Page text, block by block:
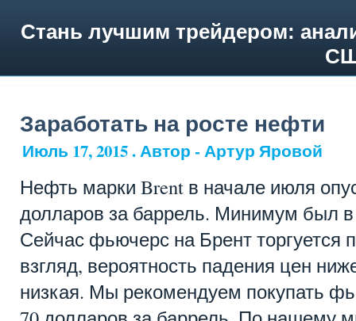
Стань лучшим трейдером:
Заработать на росте нефти
Июль 17, 2015 . Автор - Артур Яровой
Нефть марки Brent в начале июля
долларов за баррель. Минимум был
Сейчас фьючерс на Брент торгуется
взгляд, вероятность падения цен
низкая. Мы рекомендуем покупать